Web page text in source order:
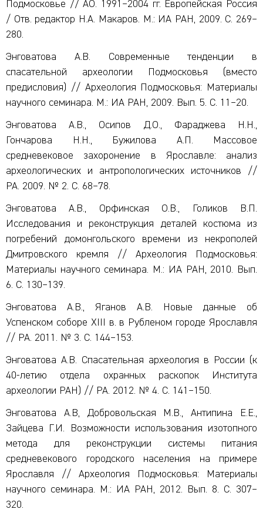
Подмосковье // АО. 1991–2004 гг. Европейская Россия
/ Отв. редактор Н.А. Макаров. М.: ИА РАН, 2009. С. 269–
280.
Энговатова А.В. Современные тенденции в
спасательной археологии Подмосковья (вместо
предисловия) // Археология Подмосковья: Материалы
научного семинара. М.: ИА РАН, 2009. Вып. 5. С. 11–20.
Энговатова А.В., Осипов Д.О., Фараджева Н.Н.,
Гончарова Н.Н., Бужилова А.П. Массовое
средневековое захоронение в Ярославле: анализ
археологических и антропологических источников //
РА. 2009. № 2. С. 68–78.
Энговатова А.В., Орфинская О.В., Голиков В.П.
Исследования и реконструкция деталей костюма из
погребений домонгольского времени из некрополей
Дмитровского кремля // Археология Подмосковья:
Материалы научного семинара. М.: ИА РАН, 2010. Вып.
6. С. 130–139.
Энговатова А.В., Яганов А.В. Новые данные об
Успенском соборе XIII в. в Рубленом городе Ярославля
// РА. 2011. № 3. С. 144–153.
Энговатова А.В. Спасательная археология в России (к
40-летию отдела охранных раскопок Института
археологии РАН) // РА. 2012. № 4. С. 141–150.
Энговатова А.В, Добровольская М.В., Антипина Е.Е.,
Зайцева Г.И. Возможности использования изотопного
метода для реконструкции системы питания
средневекового городского населения на примере
Ярославля // Археология Подмосковья: Материалы
научного семинара. М.: ИА РАН, 2012. Вып. 8. С. 307–
320.